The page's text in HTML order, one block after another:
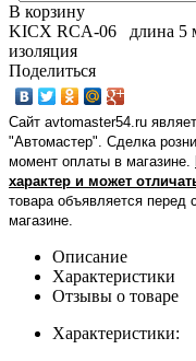
В корзину
KICX RCA-06 длина 5
изоляция
Поделиться
Сайт avtomaster54.ru
"Автомастер". Сделка
момент оплаты в магазине.
характер и может
товара объявляется
магазине
Описание
Характеристики
Отзывы о товаре
Характеристики: